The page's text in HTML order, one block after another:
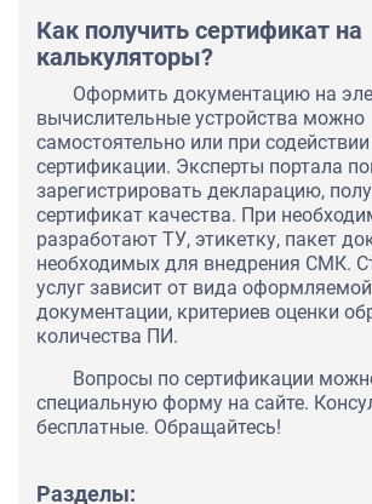
Как получить сертификат на
калькуляторы?
Оформить документацию на
вычислительные устройства можно
самостоятельно или при
сертификации. Эксперты портала
зарегистрировать декларацию,
сертификат качества. При
разработают ТУ, этикетку, пакет
необходимых для внедрения СМК.
услуг зависит от вида оформляемой
документации, критериев оценки
количества ПИ.
Вопросы по сертификации
специальную форму на сайте.
бесплатные. Обращайтесь!
Разделы: